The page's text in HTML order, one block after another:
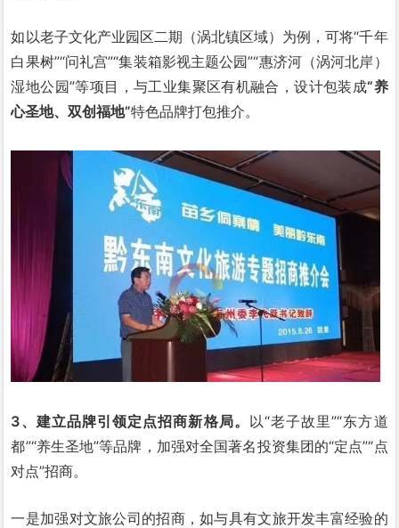
如以老子文化产业园区二期（涡北镇区域）为例，可将“千年
白果树”“问礼宫”“集装箱影视主题公园”“惠济河（涡河北岸）
湿地公园”等项目，与工业集聚区有机融合，设计包装成“养
心圣地、双创福地”特色品牌打包推介。
3、建立品牌引领定点招商新格局。 以“老子故里”“东方道
都”“养生圣地”等品牌，加强对全国著名投资集团的“定点”“点
对点”招商。
一是加强对文旅公司的招商，如与具有文旅开发丰富经验的